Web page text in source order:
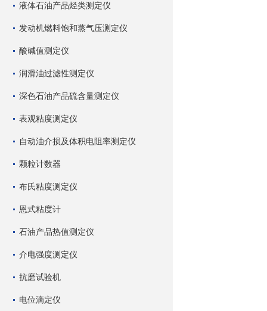
液体石油产品烃类测定仪
发动机燃料饱和蒸气压测定仪
酸碱值测定仪
润滑油过滤性测定仪
深色石油产品硫含量测定仪
表观粘度测定仪
自动油介损及体积电阻率测定仪
颗粒计数器
布氏粘度测定仪
恩式粘度计
石油产品热值测定仪
介电强度测定仪
抗磨试验机
电位滴定仪